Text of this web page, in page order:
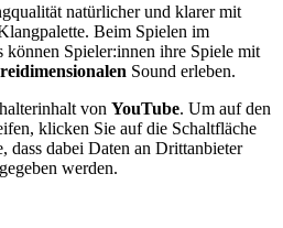
natürlicher und klarer mit
Beim Spielen im
Spieler:innen ihre Spiele mit
Sound erleben.
von YouTube. Um auf den
klicken Sie auf die Schaltfläche
dass dabei Daten an Drittanbieter
werden.